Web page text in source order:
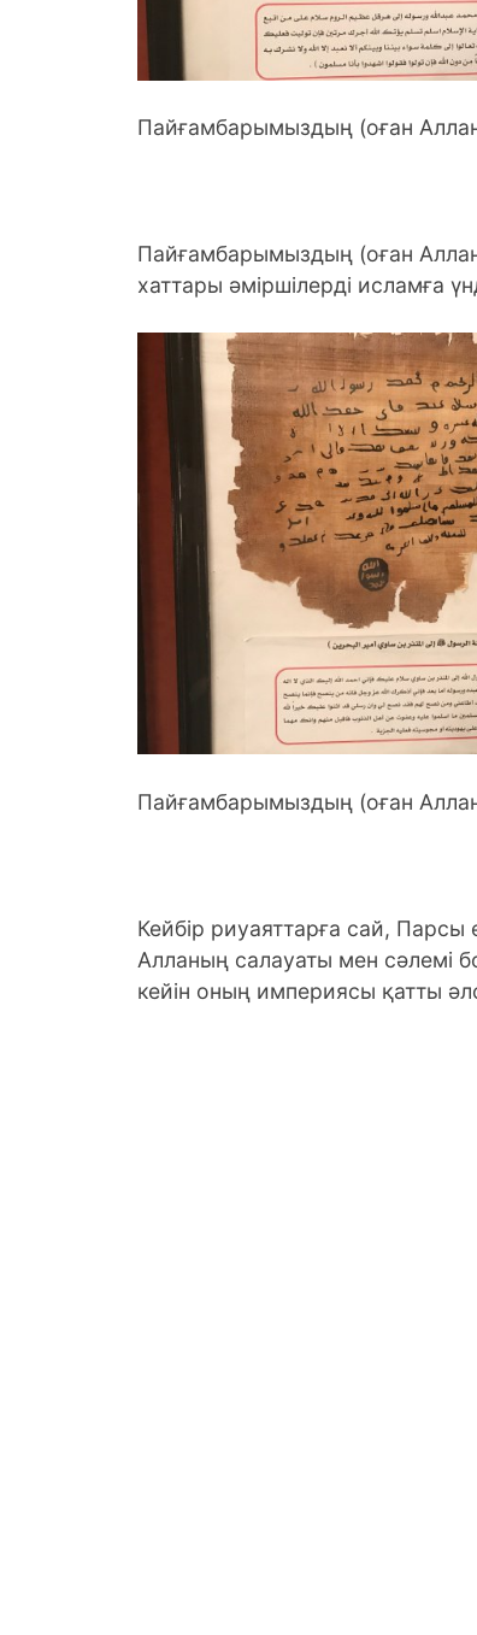
Пайғамбарымыздың (оған
Пайғамбарымыздың (оған
хаттары әміршілерді исламға
Пайғамбарымыздың (оған
Кейбір риуаяттарға сай,
Алланың салауаты мен сәлемі
кейін оның империясы қатты